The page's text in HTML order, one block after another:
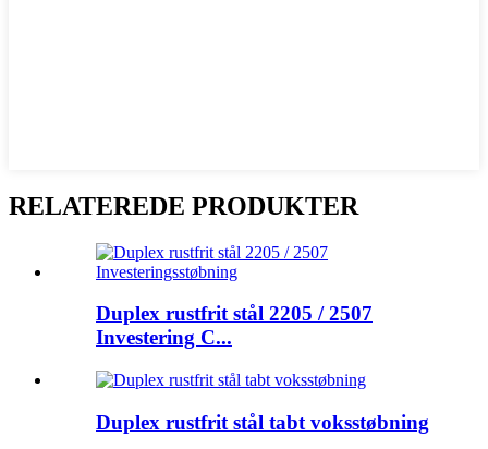
RELATEREDE PRODUKTER
Duplex rustfrit stål 2205 / 2507
Investering C...
Duplex rustfrit stål tabt voksstøbning